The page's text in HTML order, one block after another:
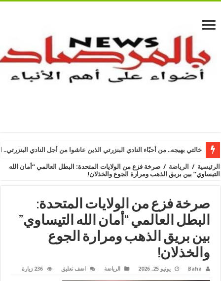
خالتي بهيجه.. من أحبّاء النادي البنزرتي الذين عاشوا من أجل النادي البنزرتي..
الرئيسية / الرياضة / صرخة فزع من الولايات المتحدة: البطل العالمي “أمان الله
التيساوي” بين بريق الذهب ومرارة الجوع والخذلان!
صرخة فزع من الولايات المتحدة:
البطل العالمي “أمان الله التيساوي”
بين بريق الذهب ومرارة الجوع
والخذلان!
Baha يونيو 25, 2026 الرياضة اضف تعليق 236 زيارة